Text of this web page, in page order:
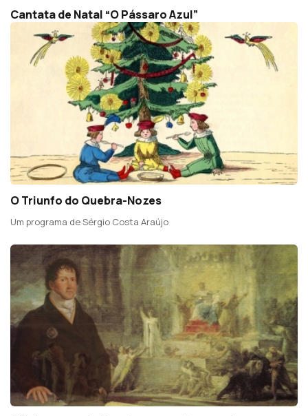
Cantata de Natal “O Pássaro Azul”
O Triunfo do Quebra-Nozes
Um programa de Sérgio Costa Araújo